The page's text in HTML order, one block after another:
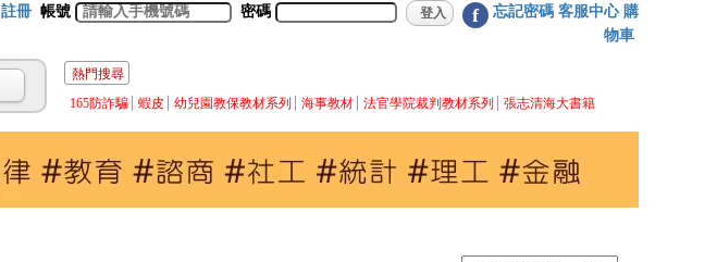
註冊 帳號 密碼 f 忘記密碼 客服中心 購
物車
熱門搜尋
165防詐騙
蝦皮 幼兒園教保教材系列 海事教材 法官學院裁判教材系列 張志清海大書籍